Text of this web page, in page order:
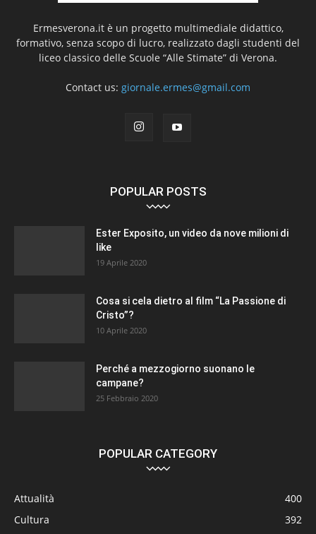
Ermesverona.it è un progetto multimediale didattico,
formativo, senza scopo di lucro, realizzato dagli studenti del
liceo classico delle Scuole “Alle Stimate” di Verona.
Contact us: giornale.ermes@gmail.com
POPULAR POSTS
Ester Exposito, un video da nove milioni di
like
19 Aprile 2020
Cosa si cela dietro al film “La Passione di
Cristo”?
10 Aprile 2020
Perché a mezzogiorno suonano le
campane?
25 Febbraio 2020
POPULAR CATEGORY
Attualità
400
Cultura
392